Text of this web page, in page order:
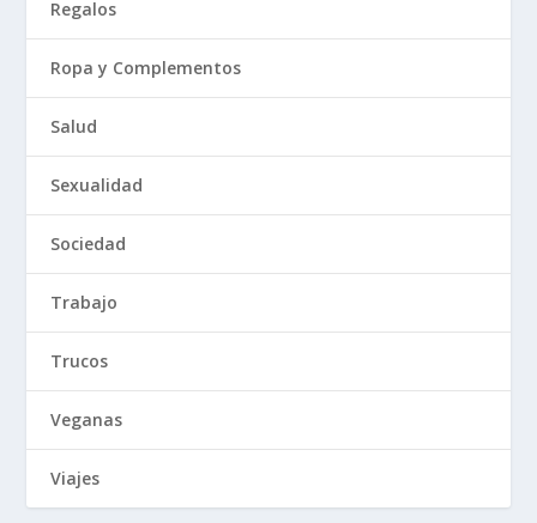
Regalos
Ropa y Complementos
Salud
Sexualidad
Sociedad
Trabajo
Trucos
Veganas
Viajes